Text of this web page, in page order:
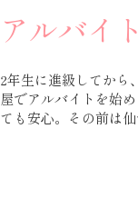
アルバイト
2年生に進級してから
屋でアルバイトを始
ても安心。その前は